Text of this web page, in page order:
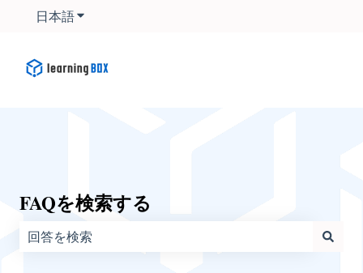
日本語翻訳のサブメニューを表示
FAQを検索する